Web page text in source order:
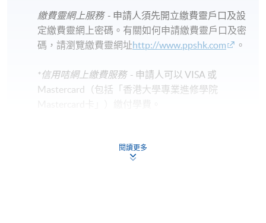
繳費靈網上服務- 申請人須先開立繳費靈戶口及設
定繳費靈網上密碼。有關如何申請繳費靈戶口及密
碼，請瀏覽繳費靈網址http://www.ppshk.com 。
*信用咭網上繳費服務- 申請人可以 VISA 或
Mastercard（包括「香港大學專業進修學院
月免息分期付款優惠，必須親臨本學院設有報名服務的教
閱讀更多